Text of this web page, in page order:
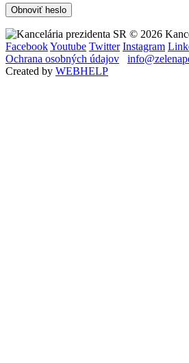
© 2026
FacebookYoutube Twitter Instagram
Ochrana osobných údajov
Created by WEBHELP